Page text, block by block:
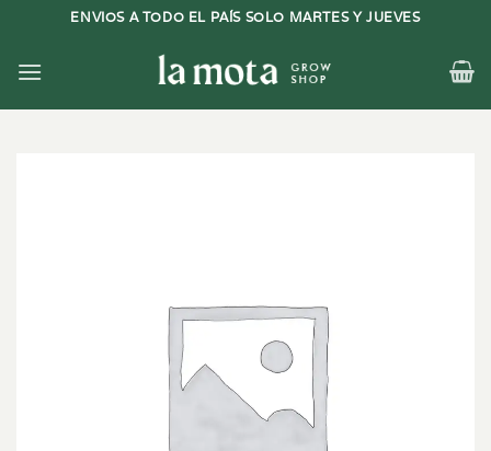
contenido
ENVIOS A TODO EL PAÍS SOLO MARTES Y JUEVES